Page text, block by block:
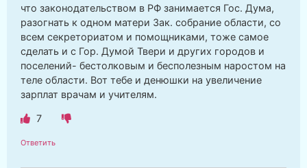
что законодательством в РФ занимается Гос. Дума,
разогнать к одном матери Зак. собрание области, со
всем секреториатом и помощниками, тоже самое
сделать и с Гор. Думой Твери и других городов и
поселений- бестолковым и бесполезным наростом на
теле области. Вот тебе и денюшки на увеличение
зарплат врачам и учителям.
7
Ответить